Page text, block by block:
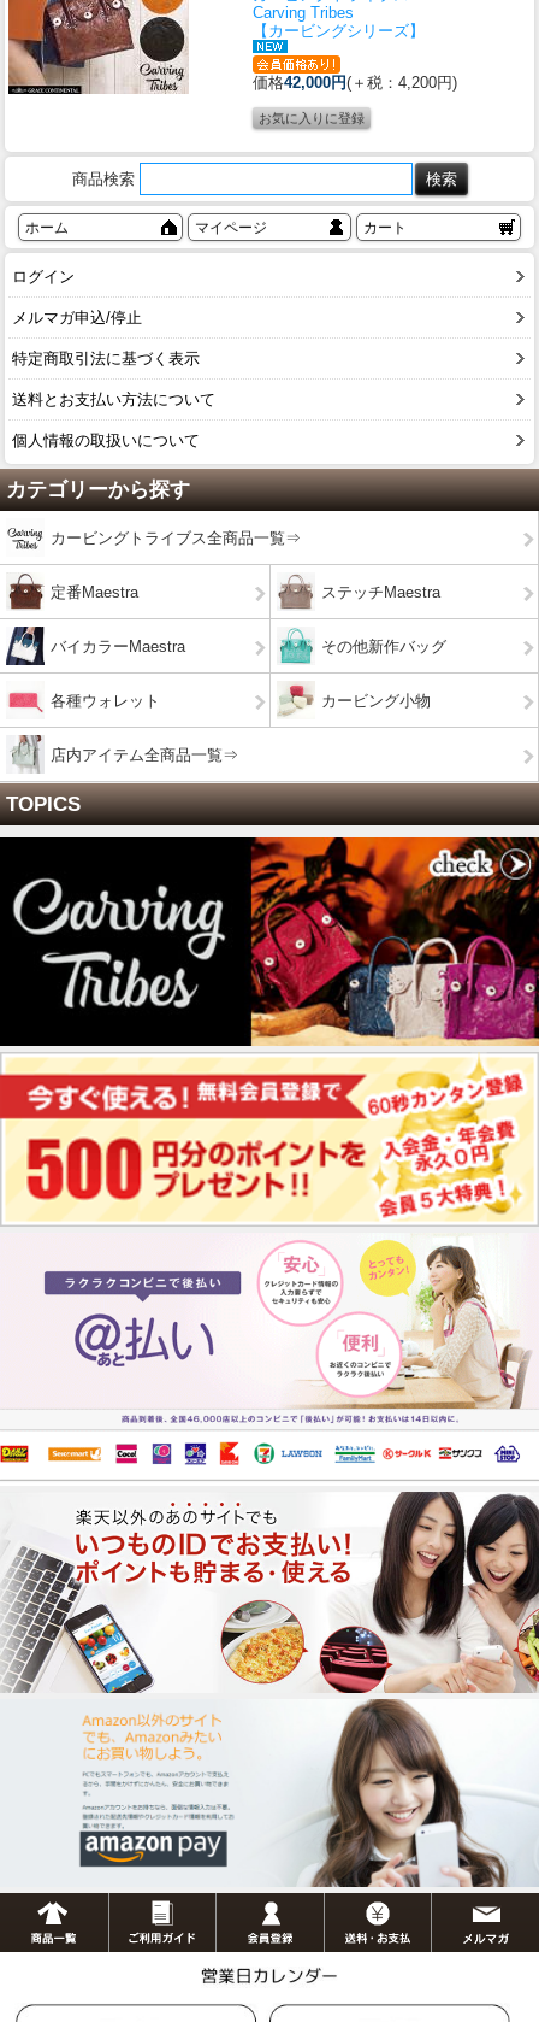
Carving Tribes
【カービングシリーズ】
価格42,000円(＋税：4,200円)
商品検索
ホーム マイページ カート
ログイン
メルマガ申込/停止
特定商取引法に基づく表示
送料とお支払い方法について
個人情報の取扱いについて
カテゴリーから探す
カービングトライブス全商品一覧⇒
定番Maestra ステッチMaestra
バイカラーMaestra その他新作バッグ
各種ウォレット カービング小物
店内アイテム全商品一覧⇒
TOPICS